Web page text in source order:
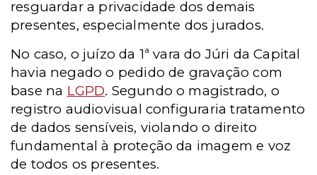
resguardar a privacidade dos demais
presentes, especialmente dos jurados.
No caso, o juízo da 1ª vara do Júri da Capital
havia negado o pedido de gravação com
base na LGPD. Segundo o magistrado, o
registro audiovisual configuraria tratamento
de dados sensíveis, violando o direito
fundamental à proteção da imagem e voz
de todos os presentes.